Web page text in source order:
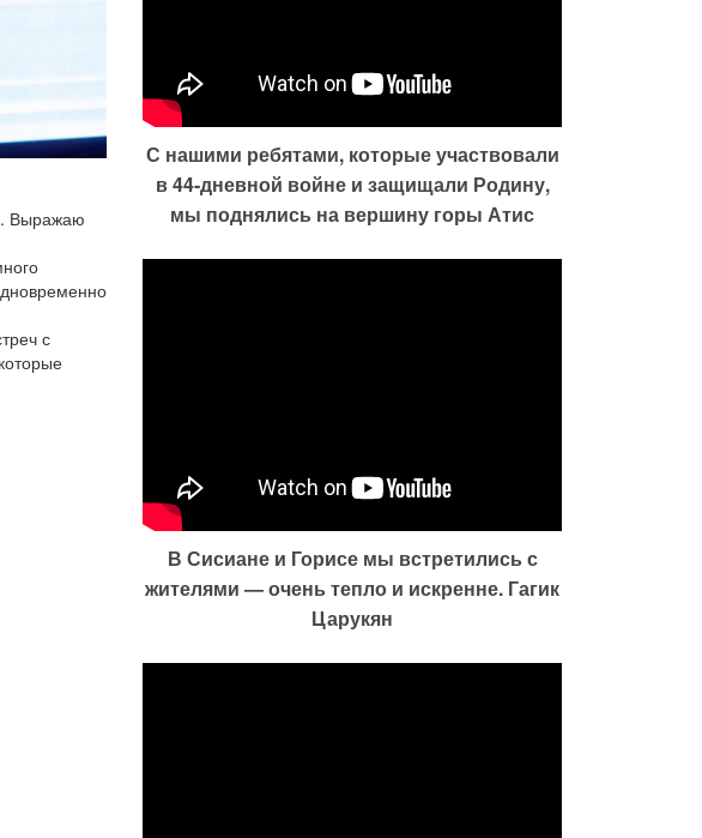
Выражаю
с
С нашими ребятами, которые участвовали
в 44-дневной войне и защищали Родину,
мы поднялись на вершину горы Атис
В Сисиане и Горисе мы встретились с
жителями — очень тепло и искренне. Гагик
Царукян